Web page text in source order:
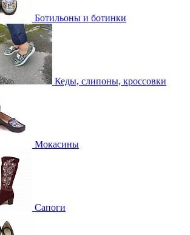
Ботильоны и ботинки
Кеды, слипоны, кроссовки
Мокасины
Сапоги